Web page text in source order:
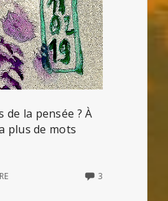
la pensée ? À
plus de mots
33